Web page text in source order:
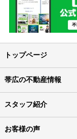
トップページ
帯広の不動産情報
スタッフ紹介
お客様の声